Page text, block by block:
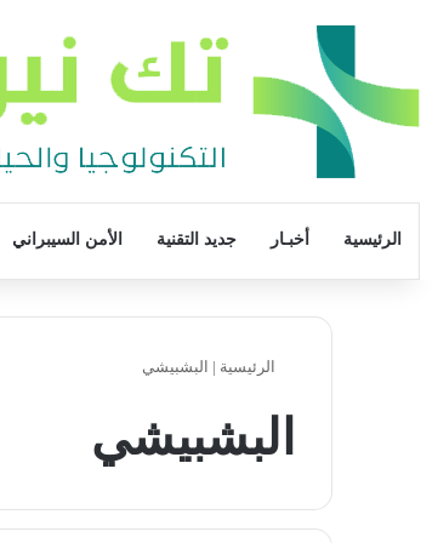
الرئيسية أخبـار جديد التقنية الأمن السيبراني
الرئيسية | البشبيشي
البشبيشي